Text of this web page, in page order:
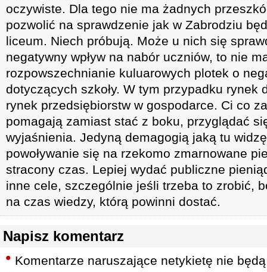
oczywiste. Dla tego nie ma żadnych
pozwolić na sprawdzenie jak w Zabrodziu
liceum. Niech próbują. Może u nich się
negatywny wpływ na nabór uczniów, to nie
rozpowszechnianie kuluarowych plotek o
dotyczących szkoły. W tym przypadku rynek
rynek przedsiębiorstw w gospodarce. Ci co
pomagają zamiast stać z boku, przyglądać
wyjaśnienia. Jedyną demagogią jaką tu
powoływanie się na rzekomo zmarnowane
stracony czas. Lepiej wydać publiczne
inne cele, szczególnie jeśli trzeba to zrobić,
na czas wiedzy, którą powinni dostać.
Napisz komentarz
Komentarze naruszające netykietę nie